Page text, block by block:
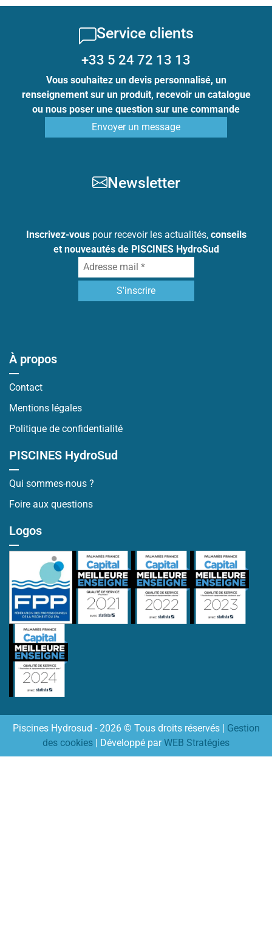
Service clients
+33 5 24 72 13 13
Vous souhaitez un devis personnalisé, un
renseignement sur un produit, recevoir un catalogue
ou nous poser une question sur une commande
Envoyer un message
Newsletter
Inscrivez-vouspour recevoir les actualités, conseils
et nouveautés de PISCINES HydroSud
À propos
Contact
Mentions légales
Politique de confidentialité
PISCINES HydroSud
Qui sommes-nous ?
Foire aux questions
Logos
Piscines Hydrosud - 2026 © Tous droits réservés | Gestion
des cookies | Développé parWEB Stratégies